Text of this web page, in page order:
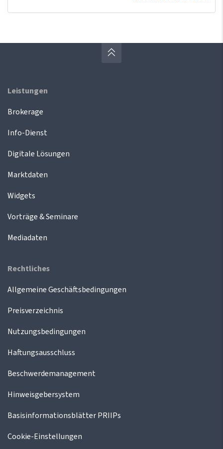
Leistungen
Brokerage
Info-Dienst
Digitale Lösungen
Marktdaten
Widgets
Vorträge & Seminare
Mediadaten
Rechtliches
Allgemeine Geschäftsbedingungen
Preisverzeichnis
Nutzungsbedingungen
Haftungsausschluss
Beschwerdemanagement
Hinweisgebersystem
Basisinformationsblätter PRIIPs
Cookie-Einstellungen